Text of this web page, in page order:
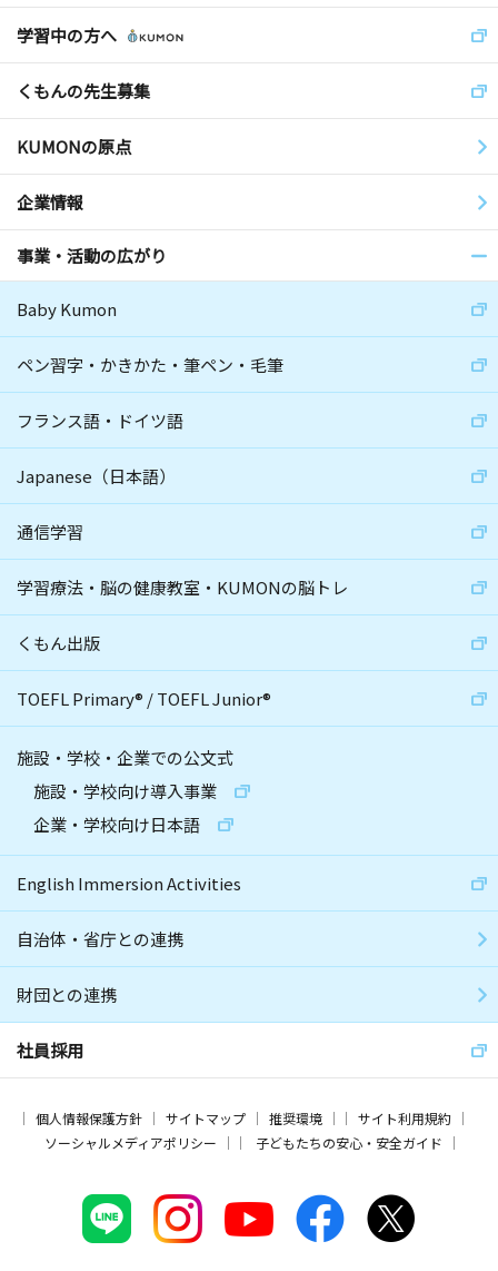
学習中の方へ
くもんの先生募集
KUMONの原点
企業情報
事業・活動の広がり
Baby Kumon
ペン習字・かきかた・筆ペン・毛筆
フランス語・ドイツ語
Japanese（日本語）
通信学習
学習療法・脳の健康教室・KUMONの脳トレ
くもん出版
TOEFL Primary® /TOEFL Junior®
施設・学校・企業での公文式
施設・学校向け導入事業
企業・学校向け日本語
English Immersion Activities
自治体・省庁との連携
財団との連携
社員採用
個人情報保護方針 サイトマップ 推奨環境
サイト利用規約
ソーシャルメディアポリシー
子どもたちの安心・安全ガイド